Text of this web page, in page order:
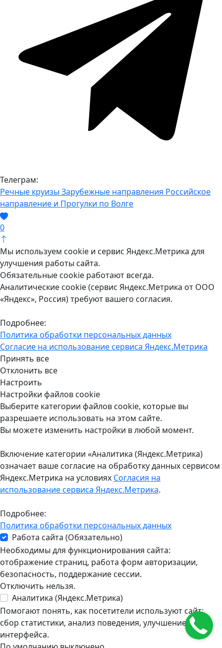
Телеграм:
Речные круизы Зарубежные направления Российское
направление и Прогулки по Волге
0
Мы используем cookie и сервис Яндекс.Метрика для
улучшения работы сайта.
Обязательные cookie работают всегда.
Аналитические cookie (сервис Яндекс.Метрика от ООО
«Яндекс», Россия) требуют вашего согласия.
Подробнее:
Политика обработки персональных данных
Согласие на использование сервиса Яндекс.Метрика
Принять все
Отклонить все
Настроить
Настройки файлов cookie
Выберите категории файлов cookie, которые вы
разрешаете использовать на этом сайте.
Вы можете изменить настройки в любой момент.
Включение категории «Аналитика (Яндекс.Метрика)
означает ваше согласие на обработку данных сервисом
Яндекс.Метрика на условиях Согласия на
использование сервиса Яндекс.Метрика.
Подробнее:
Политика обработки персональных данных
Работа сайта (Обязательно)
Необходимы для функционирования сайта:
отображение страниц, работа форм авторизации,
безопасность, поддержание сессии.
Отключить нельзя.
Аналитика (Яндекс.Метрика)
Помогают понять, как посетители используют сайт:
сбор статистики, анализ поведения, улучшение
интерфейса.